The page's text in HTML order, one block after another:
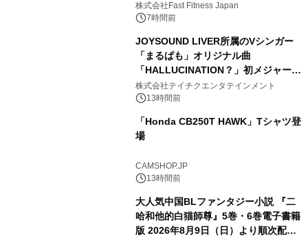
株式会社Fast Fitness Japan
7時間前
JOYSOUND LIVER所属のVシンガー
「まるぱも」オリジナル曲
「HALLUCINATION？」初メジャー配
信リリース決定！
株式会社テイチクエンタテインメント
13時間前
「Honda CB250T HAWK」Tシャツ登
場
CAMSHOP.JP
13時間前
大人気中国BLファンタジー小説 『二
哈和他的白猫師尊』5巻・6巻電子書籍
版 2026年8月9日（日）より順次配信